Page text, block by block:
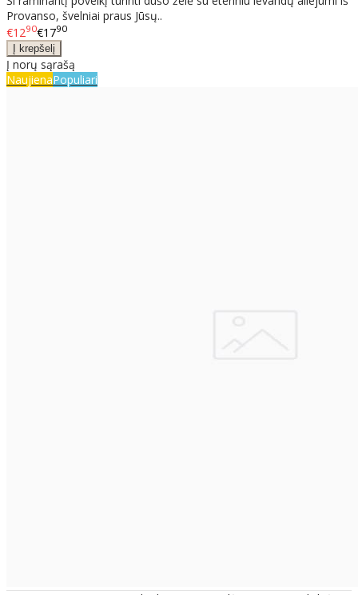
Provanso, švelniai praus Jūsų..
€1290€1790
Į norų sąrašą
NaujienaPopuliari